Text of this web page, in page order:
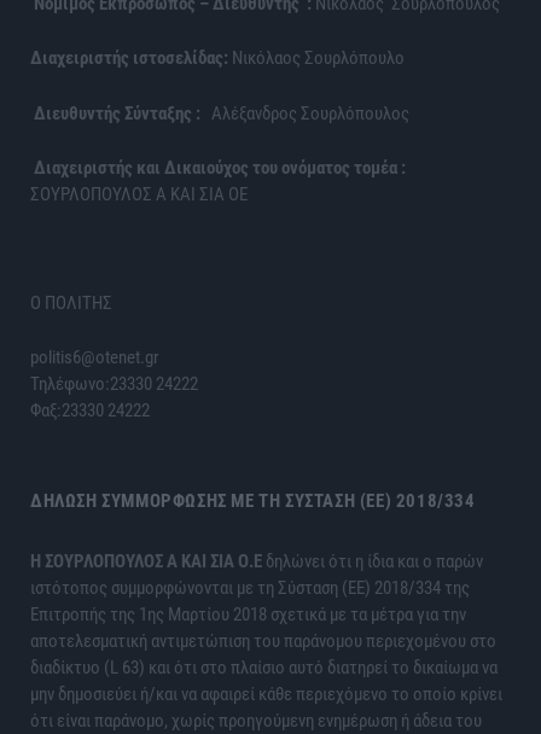
Διαχειριστής ιστοσελίδας: Νικόλαος Σουρλόπουλο
Διευθυντής Σύνταξης : Αλέξανδρος Σουρλόπουλος
Διαχειριστής και Δικαιούχος του ονόματος τομέα :
ΣΟΥΡΛΟΠΟΥΛΟΣ Α ΚΑΙ ΣΙΑ ΟΕ
Ο ΠΟΛΙΤΗΣ
politis6@otenet.gr
Τηλέφωνο:23330 24222
Φαξ:23330 24222
ΔΉΛΩΣΗ ΣΥΜΜΌΡΦΩΣΗΣ ΜΕ ΤΗ ΣΎΣΤΑΣΗ (ΕΕ) 2018/334
H ΣΟΥΡΛΟΠΟΥΛΟΣ Α ΚΑΙ ΣΙΑ Ο.Ε δηλώνει ότι η ίδια και ο παρών
ιστότοπος συμμορφώνονται με τη Σύσταση (ΕΕ) 2018/334 της
Επιτροπής της 1ης Μαρτίου 2018 σχετικά με τα μέτρα για την
αποτελεσματική αντιμετώπιση του παράνομου περιεχομένου στο
διαδίκτυο (L 63) και ότι στο πλαίσιο αυτό διατηρεί το δικαίωμα να
μην δημοσιεύει ή/και να αφαιρεί κάθε περιεχόμενο το οποίο κρίνει
ότι είναι παράνομο, χωρίς προηγούμενη ενημέρωση ή άδεια του